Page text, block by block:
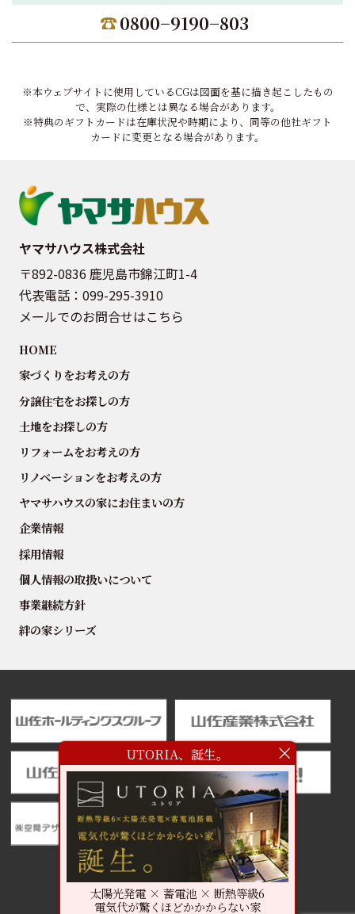
0800−9190−803
※本ウェブサイトに使用しているCGは図面を基に描き起こしたもの
で、実際の仕様とは異なる場合があります。
※特典のギフトカードは在庫状況や時期により、同等の他社ギフト
カードに変更となる場合があります。
ヤマサハウス株式会社
〒892-0836 鹿児島市錦江町1-4
代表電話： 099-295-3910
メールでのお問合せはこちら
HOME
家づくりをお考えの方
分譲住宅をお探しの方
土地をお探しの方
リフォームをお考えの方
リノベーションをお考えの方
ヤマサハウスの家にお住まいの方
企業情報
採用情報
個人情報の取扱いについて
事業継続方針
絆の家シリーズ
UTORIA、誕生。
太陽光発電 × 蓄電池 × 断熱等級6
電気代が驚くほどかかからない家